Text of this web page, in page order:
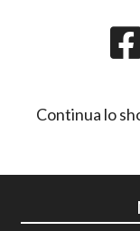
Continua lo